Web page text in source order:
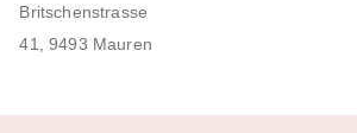
Britschenstrasse
41, 9493 Mauren